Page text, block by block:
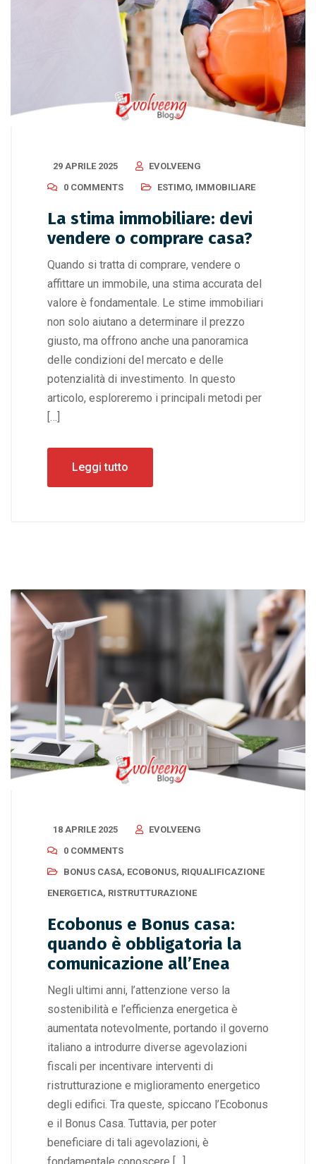
29 APRILE 2025
EVOLVEENG
0 COMMENTS
ESTIMO, IMMOBILIARE
La stima immobiliare: devi
vendere o comprare casa?
Quando si tratta di comprare, vendere o
affittare un immobile, una stima accurata del
valore è fondamentale. Le stime immobiliari
non solo aiutano a determinare il prezzo
giusto, ma offrono anche una panoramica
delle condizioni del mercato e delle
potenzialità di investimento. In questo
articolo, esploreremo i principali metodi per
[…]
Leggi tutto
18 APRILE 2025
EVOLVEENG
0 COMMENTS
BONUS CASA, ECOBONUS, RIQUALIFICAZIONE
ENERGETICA, RISTRUTTURAZIONE
Ecobonus e Bonus casa:
quando è obbligatoria la
comunicazione all’Enea
Negli ultimi anni, l’attenzione verso la
sostenibilità e l’efficienza energetica è
aumentata notevolmente, portando il governo
italiano a introdurre diverse agevolazioni
fiscali per incentivare interventi di
ristrutturazione e miglioramento energetico
degli edifici. Tra queste, spiccano l’Ecobonus
e il Bonus Casa. Tuttavia, per poter
beneficiare di tali agevolazioni, è